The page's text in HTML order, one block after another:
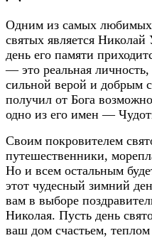
Одним из самых любимых
святых является
день его памяти
— это реальная
сильной верой и добрым
получил от Бога
одно из его имен —
Своим покровителем
путешественники,
Но и всем остальным
этот чудесный зимний
вам в выборе
Николая. Пусть день
ваш дом счастьем,